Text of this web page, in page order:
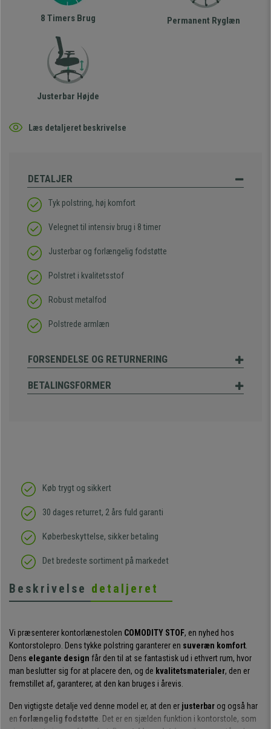
8 Timers Brug Permanent Ryglæn
Justerbar Højde
Læs detaljeret beskrivelse
DETALJER
Tyk polstring, høj komfort
Velegnet til intensiv brug i 8 timer
Justerbar og forlængelig fodstøtte
Polstret i kvalitetsstof
Robust metalfod
Polstrede armlæn
FORSENDELSE OG RETURNERING
BETALINGSFORMER
Køb trygt og sikkert
30 dages returret, 2 års fuld garanti
Køberbeskyttelse, sikker betaling
Det bredeste sortiment på markedet
Beskrivelse detaljeret
Vi præsenterer kontorlænestolen COMODITY STOF, en nyhed hos
Kontorstolepro. Dens tykke polstring garanterer en suveræn komfort
Dens elegante design får den til at se fantastisk ud i ethvert rum, hvor
man beslutter sig for at placere den, og de kvalitetsmaterialer, den er
fremstillet af, garanterer, at den kan bruges i årevis.
Den vigtigste detalje ved denne model er, at den er justerbar og også har
en forlængelig fodstøtte . Det er en sjælden funktion i kontorstole, som